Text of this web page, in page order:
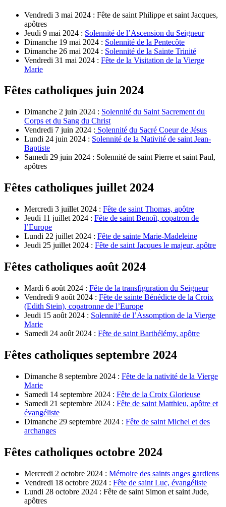
Vendredi 3 mai 2024 : Fête de saint Philippe et saint Jacques,
apôtres
Jeudi 9 mai 2024 : Solennité de l’Ascension du Seigneur
Dimanche 19 mai 2024 : Solennité de la Pentecôte
Dimanche 26 mai 2024 : Solennité de la Sainte Trinité
Vendredi 31 mai 2024 : Fête de la Visitation de la Vierge
Marie
Fêtes catholiques juin 2024
Dimanche 2 juin 2024 : Solennité du Saint Sacrement du
Corps et du Sang du Christ
Vendredi 7 juin 2024 : Solennité du Sacré Coeur de Jésus
Lundi 24 juin 2024 : Solennité de la Nativité de saint Jean-
Baptiste
Samedi 29 juin 2024 : Solennité de saint Pierre et saint Paul,
apôtres
Fêtes catholiques juillet 2024
Mercredi 3 juillet 2024 : Fête de saint Thomas, apôtre
Jeudi 11 juillet 2024 : Fête de saint Benoît, copatron de
l’Europe
Lundi 22 juillet 2024 : Fête de sainte Marie-Madeleine
Jeudi 25 juillet 2024 : Fête de saint Jacques le majeur, apôtre
Fêtes catholiques août 2024
Mardi 6 août 2024 : Fête de la transfiguration du Seigneur
Vendredi 9 août 2024 : Fête de sainte Bénédicte de la Croix
(Edith Stein), copatronne de l’Europe
Jeudi 15 août 2024 : Solennité de l’Assomption de la Vierge
Marie
Samedi 24 août 2024 : Fête de saint Barthélémy, apôtre
Fêtes catholiques septembre 2024
Dimanche 8 septembre 2024 : Fête de la nativité de la Vierge
Marie
Samedi 14 septembre 2024 : Fête de la Croix Glorieuse
Samedi 21 septembre 2024 : Fête de saint Matthieu, apôtre et
évangéliste
Dimanche 29 septembre 2024 : Fête de saint Michel et des
archanges
Fêtes catholiques octobre 2024
Mercredi 2 octobre 2024 : Mémoire des saints anges gardiens
Vendredi 18 octobre 2024 : Fête de saint Luc, évangéliste
Lundi 28 octobre 2024 : Fête de saint Simon et saint Jude,
apôtres